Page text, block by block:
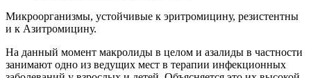
Микроорганизмы, устойчивые к эритромицину, резистентны
и к Азитромицину.
На данный момент макролиды в целом и азалиды в частности
занимают одно из ведущих мест в терапии инфекционных